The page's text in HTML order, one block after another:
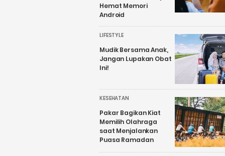
Hemat Memori
Android
LIFESTYLE
Mudik Bersama Anak,
Jangan Lupakan Obat
Ini!
KESEHATAN
Pakar Bagikan Kiat
Memilih Olahraga
saat Menjalankan
Puasa Ramadan